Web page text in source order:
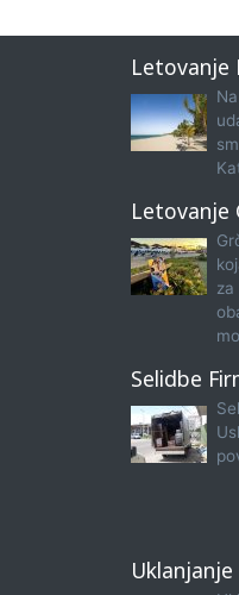
Letovanje
Letovanje
za
Selidbe